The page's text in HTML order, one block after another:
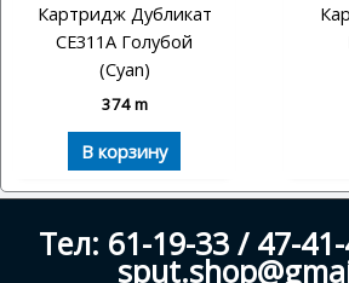
Картридж Дубликат
CE311A Голубой
(Cyan)
374m
В корзину
Тел: 61-19-33 / 47-